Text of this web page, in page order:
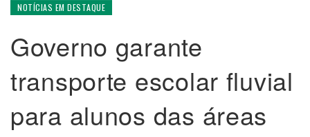
NOTÍCIAS EM DESTAQUE
Governo garante
transporte escolar fluvial
para alunos das áreas